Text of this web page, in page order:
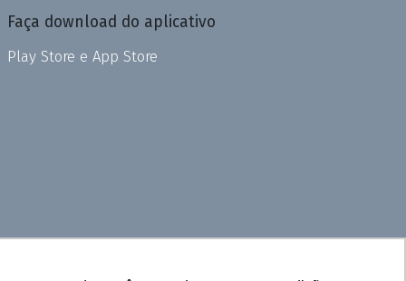
Faça download do aplicativo
Play Store e App Store